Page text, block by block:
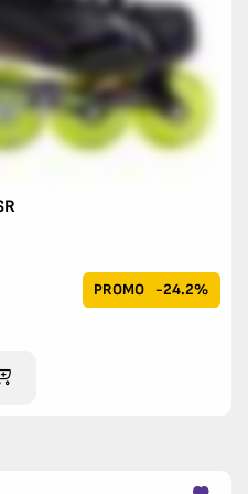
PROMO -24.2%
AU PANIER